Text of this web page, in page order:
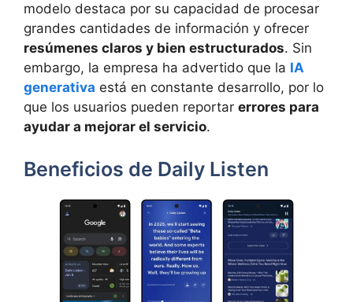
modelo destaca por su capacidad de procesar
grandes cantidades de información y ofrecer
resúmenes claros y bien estructurados. Sin
embargo, la empresa ha advertido que la IA
generativa está en constante desarrollo, por lo
que los usuarios pueden reportar errores para
ayudar a mejorar el servicio.
Beneficios de Daily Listen